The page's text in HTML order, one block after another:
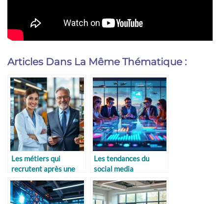
Articles Dans La Même Thématique :
Les métiers qui
recrutent après une
reconversion
Les tendances du
social media
marketing à venir